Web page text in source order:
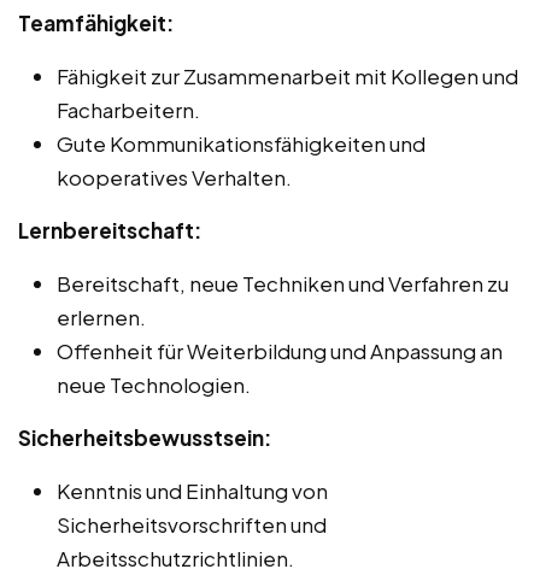
Teamfähigkeit:
Fähigkeit zur Zusammenarbeit mit Kollegen und
Facharbeitern.
Gute Kommunikationsfähigkeiten und
kooperatives Verhalten.
Lernbereitschaft:
Bereitschaft, neue Techniken und Verfahren zu
erlernen.
Offenheit für Weiterbildung und Anpassung an
neue Technologien.
Sicherheitsbewusstsein:
Kenntnis und Einhaltung von
Sicherheitsvorschriften und
Arbeitsschutzrichtlinien.